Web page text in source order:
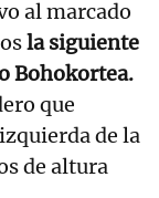
al marcado
la siguiente
Bohokortea.
que
de la
de altura